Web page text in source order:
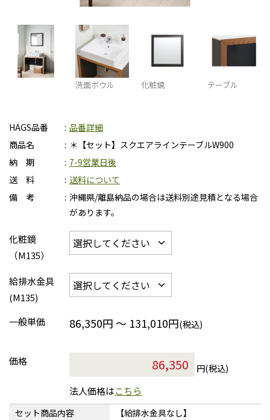
洗面ボウル 化粧鏡 テーブル
HAGS品番
品番詳細
商品名
＊【セット】スクエアラインテーブルW900
納 期
7-9営業日後
送 料
送料について
備 考
沖縄県/離島納品の場合は送料別途見積となる場合
があります。
化粧鏡
（M135）
給排水金具
(M135)
一般単価
86,350円 ～ 131,010円(税込)
価格
円(税込)
法人価格はこちら
セット商品内容
【給排水金具なし】